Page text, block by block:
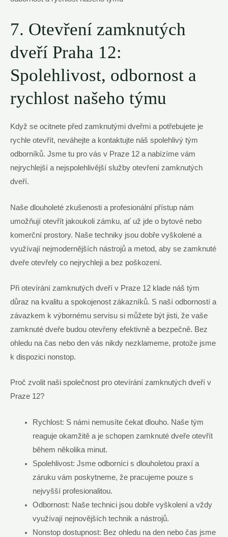
7. Otevření zamknutých
dveří Praha 12:
Spolehlivost, odbornost a
rychlost našeho týmu
Když se ocitnete před zamknutými dveřmi a potřebujete je
rychle otevřít, neváhejte a kontaktujte náš spolehlivý tým
odborníků. Jsme tu pro vás v Praze 12 a nabízíme vám
nejrychlejší a nejspolehlivější služby otevření zamknutých
dveří.
Naše dlouholeté zkušenosti a profesionální přístup nám
umožňují otevřít jakoukoli zámku, ať už jde o bytové nebo
komerční prostory. Naše techniky jsou dobře vyškolené a
využívají nejmodernějších nástrojů a metod, aby se zamknuté
dveře otevřely co nejrychleji a bez poškození.
Při otevírání zamknutých dveří v Praze 12 klade náš tým
důraz na kvalitu a spokojenost zákazníků. S naší odborností a
závazkem k výbornému servisu si můžete být jisti, že vaše
zamknuté dveře budou otevřeny efektivně a bezpečně. Bez
ohledu na čas nebo den vás nikdy nezklameme, protože jsme
k dispozici nonstop.
Proč zvolit naši společnost pro otevírání zamknutých dveří v
Praze 12?
Rychlost: S námi nemusíte čekat dlouho. Naše tým
reaguje okamžitě a je schopen zamknuté dveře otevřít
během několika minut.
Spolehlivost: Jsme odborníci s dlouholetou praxí a
záruku vám poskytneme, že pracujeme pouze s
nejvyšší profesionalitou.
Odbornost: Naše technici jsou dobře vyškolení a vždy
využívají nejnovějších technik a nástrojů.
Nonstop dostupnost: Bez ohledu na den nebo čas jsme